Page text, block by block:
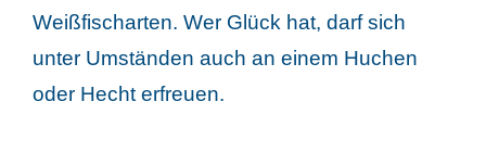
Weißfischarten. Wer Glück hat, darf sich
unter Umständen auch an einem Huchen
oder Hecht erfreuen.